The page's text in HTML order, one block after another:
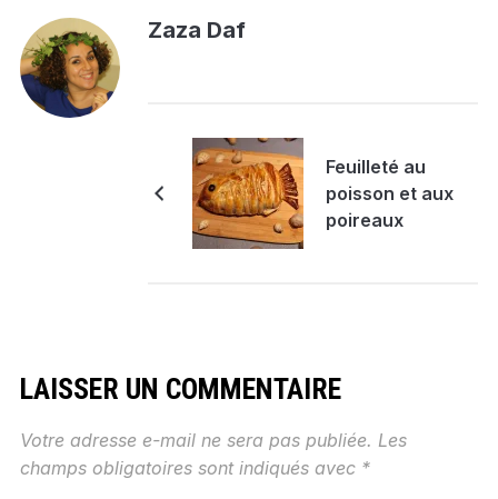
Zaza Daf
Feuilleté au
poisson et aux
poireaux
LAISSER UN COMMENTAIRE
Votre adresse e-mail ne sera pas publiée. Les
champs obligatoires sont indiqués avec *